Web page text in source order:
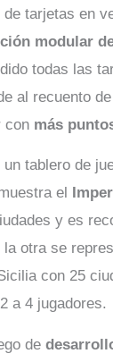
tarjetas en
modular
todas las
al recuento de
con más
tablero de
el
y es
otra se
con 25
a 4 jugadores.
de